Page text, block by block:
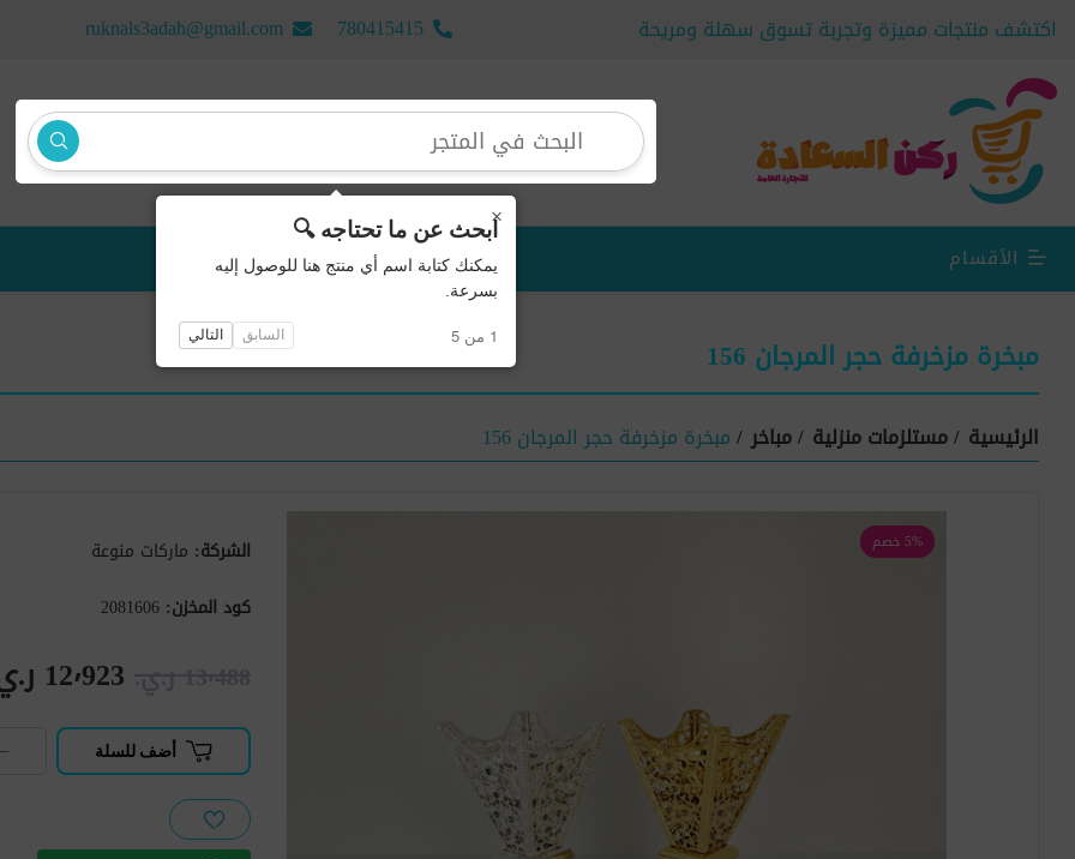
اكتشف منتجات مميزة وتجربة تسوق سهلة ومريحة 780415415
ruknals3adah@gmail.com
الأقسام منتجات جديدة
مبخرة مزخرفة حجر المرجان 156
الرئيسية /مستلزمات منزلية /مباخر /مبخرة مزخرفة حجر المرجان 156
5% خصم الشركة: ماركات منوعة
كود المخزن: 2081606
12٬923 ر.ي.‏
أضف للسلة
×ابحث عن ما تحتاجه 🔍
يمكنك كتابة اسم أي منتج هنا للوصول إليه
بسرعة.
1 من 5 السابق التالي